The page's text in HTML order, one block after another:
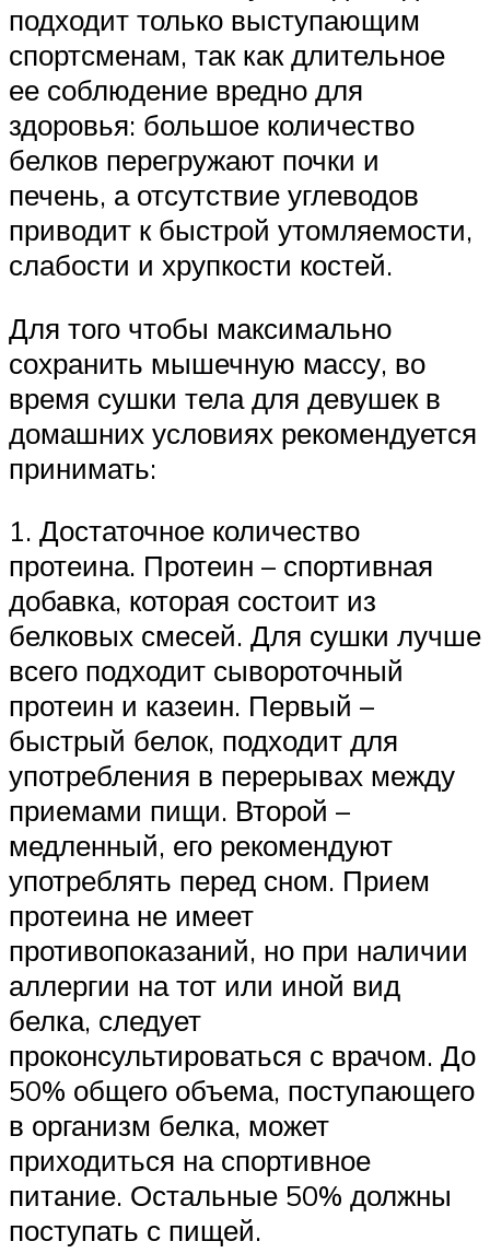
подходит только выступающим
спортсменам, так как длительное
ее соблюдение вредно для
здоровья: большое количество
белков перегружают почки и
печень, а отсутствие углеводов
приводит к быстрой утомляемости,
слабости и хрупкости костей.
Для того чтобы максимально
сохранить мышечную массу, во
время сушки тела для девушек в
домашних условиях рекомендуется
принимать:
1. Достаточное количество
протеина. Протеин – спортивная
добавка, которая состоит из
белковых смесей. Для сушки лучше
всего подходит сывороточный
протеин и казеин. Первый –
быстрый белок, подходит для
употребления в перерывах между
приемами пищи. Второй –
медленный, его рекомендуют
употреблять перед сном. Прием
протеина не имеет
противопоказаний, но при наличии
аллергии на тот или иной вид
белка, следует
проконсультироваться с врачом. До
50% общего объема, поступающего
в организм белка, может
приходиться на спортивное
питание. Остальные 50% должны
поступать с пищей.